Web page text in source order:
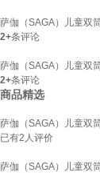
萨伽（SAGA）儿童双
2+条评论
萨伽（SAGA）儿童双
2+条评论
商品精选
萨伽（SAGA）儿童双
已有2 人评价
萨伽（SAGA）儿童双